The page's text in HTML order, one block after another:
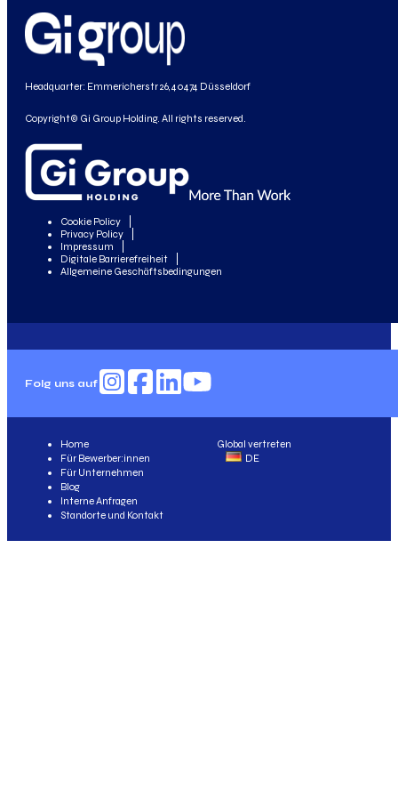
Headquarter: Emmericherstr 26, 40474 Düsseldorf
Copyright© Gi Group Holding. All rights reserved.
Cookie Policy
Privacy Policy
Impressum
Digitale Barrierefreiheit
Allgemeine Geschäftsbedingungen
Folg uns auf
Global vertreten
DE
Home
Für Bewerber:innen
Für Unternehmen
Blog
Interne Anfragen
Standorte und Kontakt